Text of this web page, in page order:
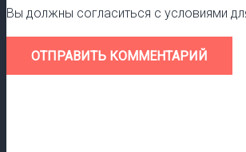
Вы должны согласиться с условиями
ОТПРАВИТЬ КОММЕНТАРИЙ